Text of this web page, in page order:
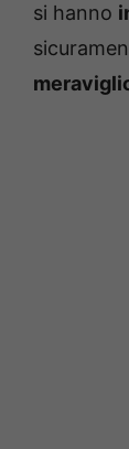
si hanno